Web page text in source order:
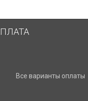
Все варианты оплаты